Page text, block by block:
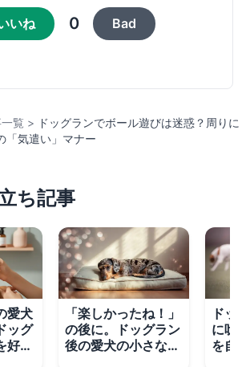
いね 0 Bad
覧 > ドッグランでボール遊びは迷惑？周りに
「気遣い」マナー
ち記事
愛犬
ッグ
好き
「楽しかったね！」
の後に。ドッグラン
後の愛犬の小さなサ
ドッ
に吠
を自